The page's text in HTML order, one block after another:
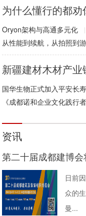
为什么懂行的都
Oryon架构与高通多元化 |
从性能到续航，从拍照到
新疆建材木材产
国华生物正式加入平安长
《成都诺和企业文化践行者
资讯
第二十届成都建博
日前
众的
曼...